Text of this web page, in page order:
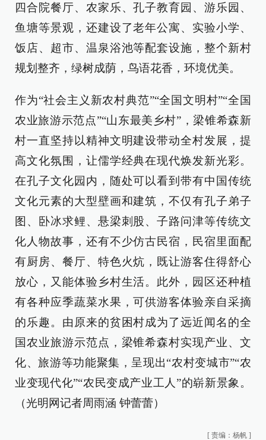
四合院餐厅、农家乐、孔子教育园、游乐园、
鱼塘等景观，还建设了老年公寓、实验小学、
饭店、超市、温泉浴池等配套设施，整个新村
规划整齐，绿树成荫，鸟语花香，环境优美。
作为“社会主义新农村典范”“全国文明村”“全国
农业旅游示范点”“山东最美乡村”，梁锥希森新
村一直坚持以精神文明建设带动全村发展，提
高文化氛围，让儒学经典在现代焕发新光彩。
在孔子文化园内，随处可以看到带有中国传统
文化元素的大型壁画和建筑，不仅有孔子弟子
图、卧冰求鲤、悬梁刺股、子路问津等传统文
化人物故事，还有不少仿古民宿，民宿里面配
有厨房、餐厅、特色火炕，既让游客住得舒心
放心，又能体验乡村生活。此外，园区还种植
有各种应季蔬菜水果，可供游客体验亲自采摘
的乐趣。由原来的贫困村成为了远近闻名的全
国农业旅游示范点，梁锥希森村实现产业、文
化、旅游等功能聚集，呈现出“农村变城市”“农
业变现代化”“农民变成产业工人”的崭新景象。
（光明网记者周雨涵 钟蕾蕾）
[ 责编：杨帆 ]